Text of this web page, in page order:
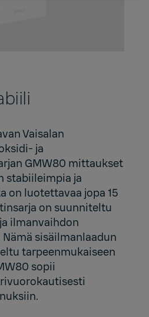
Vaisalan
ja
GMW80 mittaukset
stabiileimpia ja
on luotettavaa jopa 15
on suunniteltu
ilmanvaihdon
sisäilmanlaadun
tarpeenmukaiseen
sopii